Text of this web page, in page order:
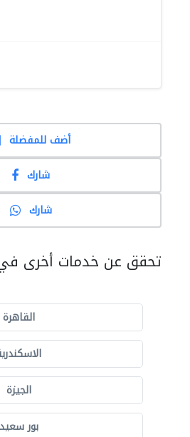
أضف للمفضلة
شارك
شارك
تحقق عن خدمات أخرى
القاهرة
الجيزة
بور سعيد